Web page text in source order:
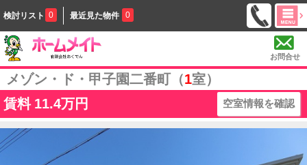
検討リスト 0 最近見た物件 0
お問合せ
メゾン・ド・甲子園二番町（1室）
賃料 11.4万円 空室情報を確認